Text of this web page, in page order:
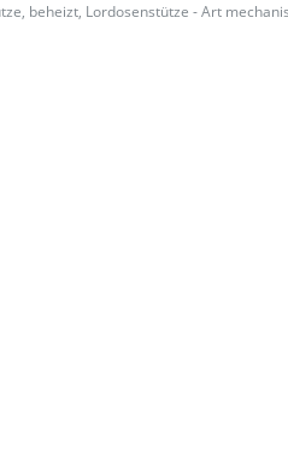
beheizt, Lordosenstütze - Art